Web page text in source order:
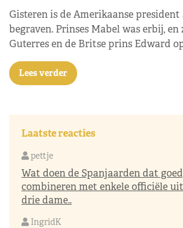
Gisteren is de Amerikaanse
begraven. Prinses Mabel was erbij,
Guterres en de Britse prins Edward
Lees verder
Laatste reacties
pettje
Wat doen de Spanjaarden dat
combineren met enkele officiële
drie dame..
IngridK